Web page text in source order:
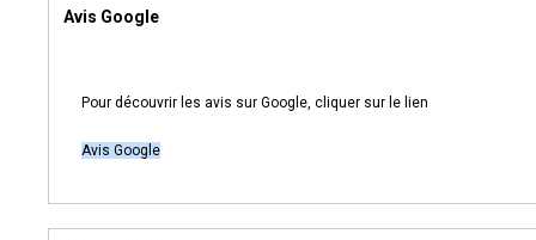
Avis Google
Pour découvrir les avis sur Google, cliquer sur le lien
Avis Google